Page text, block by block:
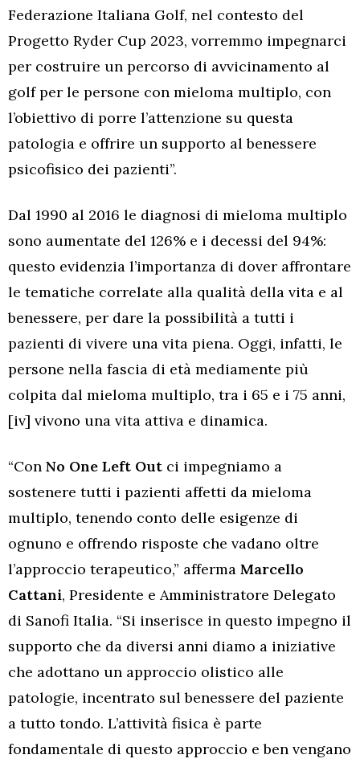
Federazione Italiana Golf, nel contesto del
Progetto Ryder Cup 2023, vorremmo impegnarci
per costruire un percorso di avvicinamento al
golf per le persone con mieloma multiplo, con
l’obiettivo di porre l’attenzione su questa
patologia e offrire un supporto al benessere
psicofisico dei pazienti”.
Dal 1990 al 2016 le diagnosi di mieloma multiplo
sono aumentate del 126% e i decessi del 94%:
questo evidenzia l’importanza di dover affrontare
le tematiche correlate alla qualità della vita e al
benessere, per dare la possibilità a tutti i
pazienti di vivere una vita piena. Oggi, infatti, le
persone nella fascia di età mediamente più
colpita dal mieloma multiplo, tra i 65 e i 75 anni,
[iv] vivono una vita attiva e dinamica.
“Con No One Left Out ci impegniamo a
sostenere tutti i pazienti affetti da mieloma
multiplo, tenendo conto delle esigenze di
ognuno e offrendo risposte che vadano oltre
l’approccio terapeutico,” afferma Marcello
Cattani, Presidente e Amministratore Delegato
di Sanofi Italia. “Si inserisce in questo impegno il
supporto che da diversi anni diamo a iniziative
che adottano un approccio olistico alle
patologie, incentrato sul benessere del paziente
a tutto tondo. L’attività fisica è parte
fondamentale di questo approccio e ben vengano